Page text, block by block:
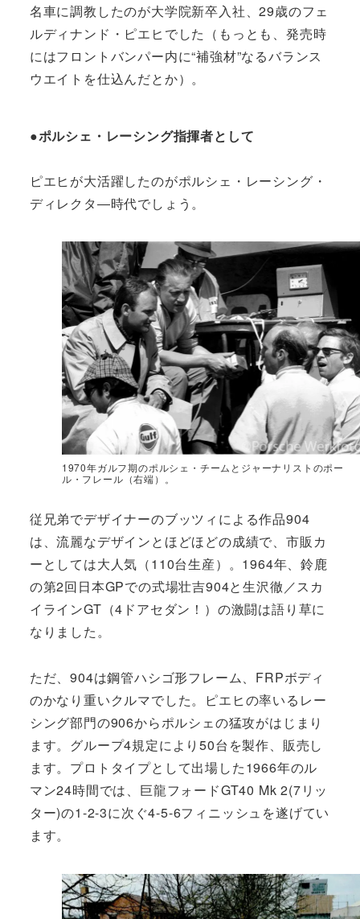
名車に調教したのが大学院新卒入社、29歳のフェ
ルディナンド・ピエヒでした（もっとも、発売時
にはフロントバンパー内に“補強材”なるバランス
ウエイトを仕込んだとか）。
●ポルシェ・レーシング指揮者として
ピエヒが大活躍したのがポルシェ・レーシング・
ディレクタ―時代でしょう。
1970年ガルフ期のポルシェ・チームとジャーナリストのポー
ル・フレール（右端）。
従兄弟でデザイナーのブッツィによる作品904
は、流麗なデザインとほどほどの成績で、市販カ
ーとしては大人気（110台生産）。1964年、鈴鹿
の第2回日本GPでの式場壮吉904と生沢徹／スカ
イラインGT（4ドアセダン！）の激闘は語り草に
なりました。
ただ、904は鋼管ハシゴ形フレーム、FRPボディ
のかなり重いクルマでした。ピエヒの率いるレー
シング部門の906からポルシェの猛攻がはじまり
ます。グループ4規定により50台を製作、販売し
ます。プロトタイプとして出場した1966年のル
マン24時間では、巨龍フォードGT40 Mk 2(7リッ
ター)の1-2-3に次ぐ4-5-6フィニッシュを遂げてい
ます。